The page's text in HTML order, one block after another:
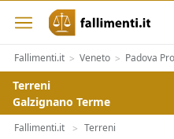
Fallimenti.it > Veneto > Padova
Terreni
Galzignano Terme
Fallimenti.it > Terreni